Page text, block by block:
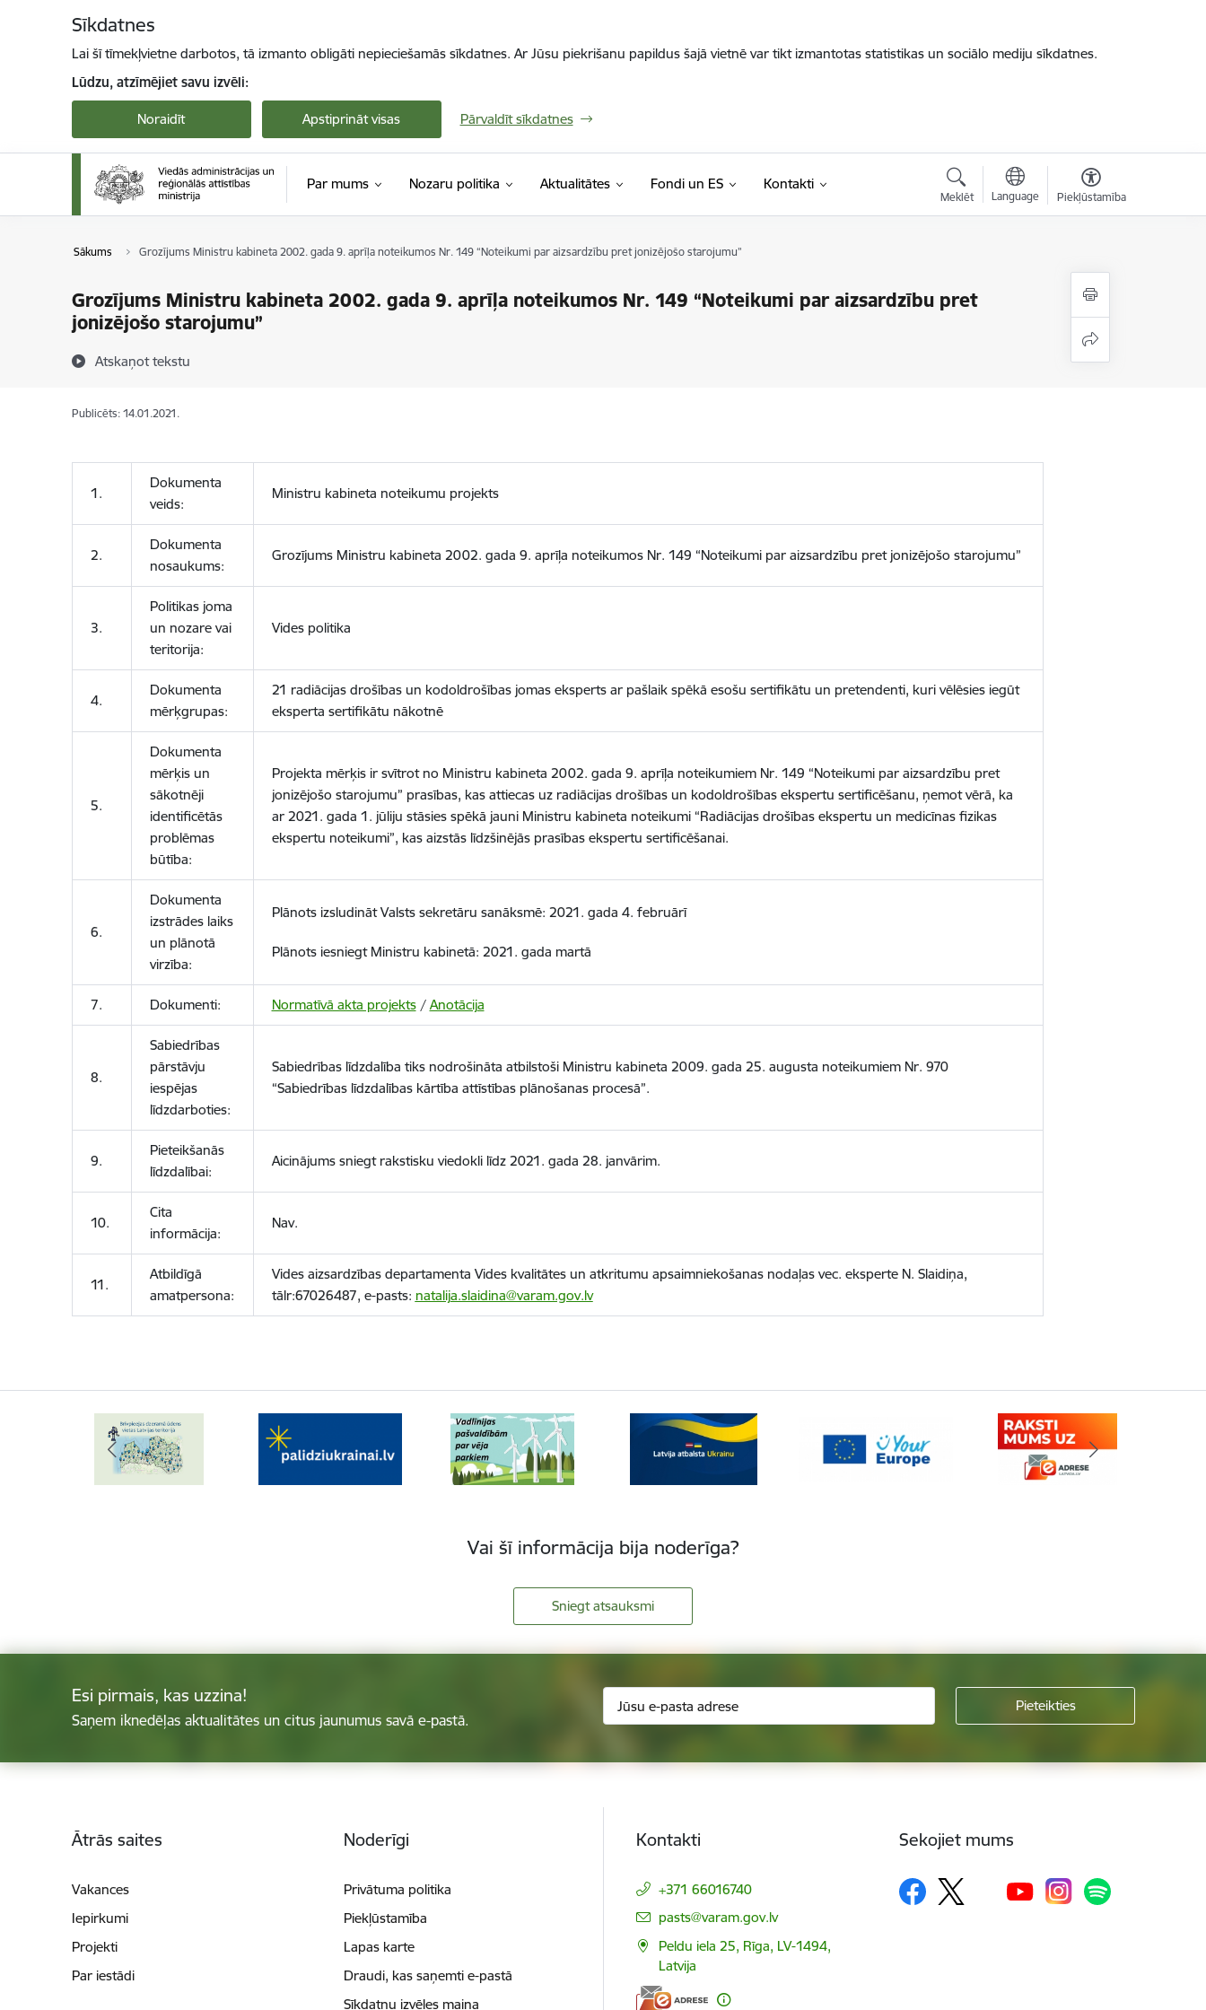
Sīkdatnes
Lai šī tīmekļvietne darbotos, tā izmanto obligāti nepieciešamās sīkdatnes. Ar Jūsu piekrišanu papildus šajā vietnē var tikt izmantotas statistikas un sociālo mediju sīkdatnes.
Lūdzu, atzīmējiet savu izvēli:
Noraidīt Apstiprināt visas Pārvaldīt sīkdatnes
Par mums Nozaru politika Aktualitātes Fondi un ES Kontakti
Meklēt Language Piekļūstamība
Sākums Grozījums Ministru kabineta 2002. gada 9. aprīļa noteikumos Nr. 149 “Noteikumi par aizsardzību pret jonizējošo starojumu”
Grozījums Ministru kabineta 2002. gada 9. aprīļa noteikumos Nr. 149 “Noteikumi par aizsardzību pret
jonizējošo starojumu”
Atskaņot tekstu
Publicēts: 14.01.2021.
1.
Dokumenta
veids:
Ministru kabineta noteikumu projekts
2.
Dokumenta
nosaukums:
Grozījums Ministru kabineta 2002. gada 9. aprīļa noteikumos Nr. 149 “Noteikumi par aizsardzību pret jonizējošo starojumu”
3.
Politikas joma
un nozare vai
teritorija:
Vides politika
4.
Dokumenta
mērķgrupas:
21 radiācijas drošības un kodoldrošības jomas eksperts ar pašlaik spēkā esošu sertifikātu un pretendenti, kuri vēlēsies iegūt
eksperta sertifikātu nākotnē
5.
Dokumenta
mērķis un
sākotnēji
identificētās
problēmas
būtība:
Projekta mērķis ir svītrot no Ministru kabineta 2002. gada 9. aprīļa noteikumiem Nr. 149 “Noteikumi par aizsardzību pret
jonizējošo starojumu” prasības, kas attiecas uz radiācijas drošības un kodoldrošības ekspertu sertificēšanu, ņemot vērā, ka
ar 2021. gada 1. jūliju stāsies spēkā jauni Ministru kabineta noteikumi “Radiācijas drošības ekspertu un medicīnas fizikas
ekspertu noteikumi”, kas aizstās līdzšinējās prasības ekspertu sertificēšanai.
6.
Dokumenta
izstrādes laiks
un plānotā
virzība:
Plānots izsludināt Valsts sekretāru sanāksmē: 2021. gada 4. februārī
Plānots iesniegt Ministru kabinetā: 2021. gada martā
7. Dokumenti: Normatīvā akta projekts/ Anotācija
8.
Sabiedrības
pārstāvju
iespējas
līdzdarboties:
Sabiedrības līdzdalība tiks nodrošināta atbilstoši Ministru kabineta 2009. gada 25. augusta noteikumiem Nr. 970
“Sabiedrības līdzdalības kārtība attīstības plānošanas procesā”.
9.
Pieteikšanās
līdzdalībai:
Aicinājums sniegt rakstisku viedokli līdz 2021. gada 28. janvārim.
10.
Cita
informācija:
Nav.
11.
Atbildīgā
amatpersona:
Vides aizsardzības departamenta Vides kvalitātes un atkritumu apsaimniekošanas nodaļas vec. eksperte N. Slaidiņa,
tālr:67026487, e-pasts: natalija.slaidina@varam.gov.lv
Vai šī informācija bija noderīga?
Sniegt atsauksmi
Esi pirmais, kas uzzina!
Saņem iknedēļas aktualitātes un citus jaunumus savā e-pastā.
Ātrās saites
Vakances
Iepirkumi
Projekti
Par iestādi
Noderīgi
Privātuma politika
Piekļūstamība
Lapas karte
Draudi, kas saņemti e-pastā
Sīkdatņu izvēles maiņa
Kontakti
+371 66016740
E-pasts:
pasts@varam.gov.lv
Peldu iela 25, Rīga, LV-1494,
Latvija
Sekojiet mums